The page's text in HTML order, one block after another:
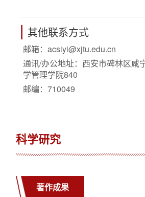
其他联系方式
邮箱： acsiyi@xjtu.edu.cn
通讯/办公地址： 西安市碑林区咸
学管理学院840
邮编： 710049
科学研究
著作成果